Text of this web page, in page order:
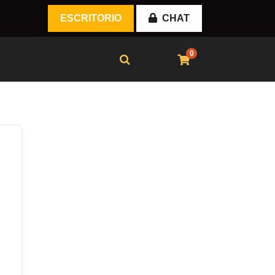
ESCRITORIO CHAT
0